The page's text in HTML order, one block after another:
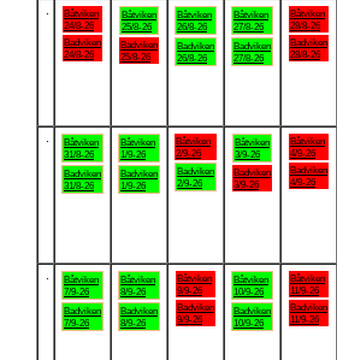
Båtviken
24/8-26
Badviken
24/8-26
Båtviken
25/8-26
Badviken
25/8-26
Båtviken
26/8-26
Badviken
26/8-26
Båtviken
27/8-26
Badviken
27/8-26
Båtviken
28/8-26
Badviken
28/8-26
Båtviken
31/8-26
Badviken
31/8-26
Båtviken
1/9-26
Badviken
1/9-26
Båtviken
2/9-26
Badviken
2/9-26
Båtviken
3/9-26
Badviken
3/9-26
Båtviken
4/9-26
Badviken
4/9-26
Båtviken
7/9-26
Badviken
7/9-26
Båtviken
8/9-26
Badviken
8/9-26
Båtviken
9/9-26
Badviken
9/9-26
Båtviken
10/9-26
Badviken
10/9-26
Båtviken
11/9-26
Badviken
11/9-26